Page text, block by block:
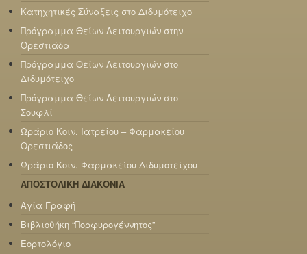
Κατηχητικές Σύναξεις στο Διδυμότειχο
Πρόγραμμα Θείων Λειτουργιών στην
Ορεστιάδα
Πρόγραμμα Θείων Λειτουργιών στο
Διδυμότειχο
Πρόγραμμα Θείων Λειτουργιών στο
Σουφλί
Ωράριο Κοιν. Ιατρείου – Φαρμακείου
Ορεστιάδος
Ωράριο Κοιν. Φαρμακείου Διδυμοτείχου
ΑΠΟΣΤΟΛΙΚΗ ΔΙΑΚΟΝΙΑ
Αγία Γραφή
Βιβλιοθήκη “Πορφυρογέννητος”
Εορτολόγιο